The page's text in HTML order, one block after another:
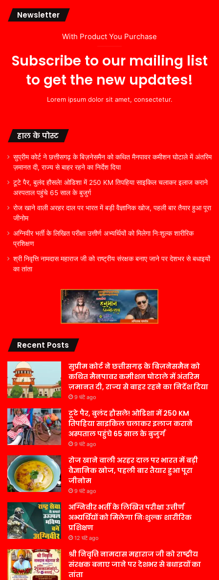
Newsletter
With Product You Purchase
Subscribe to our mailing list
to get the new updates!
Lorem ipsum dolor sit amet, consectetur.
हाल के पोस्ट
सुप्रीम कोर्ट ने छत्तीसगढ़ के बिज़नेसमैन को कथित मैनपावर कमीशन घोटाले में अंतरिम
ज़मानत दी, राज्य से बाहर रहने का निर्देश दिया
टूटे पैर, बुलंद हौसले! ओडिशा में 250 KM तिपहिया साइकिल चलाकर इलाज कराने
अस्पताल पहुंचे 65 साल के बुजुर्ग
रोज खाने वाली अरहर दाल पर भारत में बड़ी वैज्ञानिक खोज, पहली बार तैयार हुआ पूरा
जीनोम
अग्निवीर भर्ती के लिखित परीक्षा उत्तीर्ण अभ्यर्थियों को मिलेगा निःशुल्क शारीरिक
प्रशिक्षण
श्री निवृत्ति नामदास महाराज जी को राष्ट्रीय संरक्षक बनाए जाने पर देशभर से बधाइयों
का तांता
Recent Posts
सुप्रीम कोर्ट ने छत्तीसगढ़ के बिज़नेसमैन को
कथित मैनपावर कमीशन घोटाले में अंतरिम
ज़मानत दी, राज्य से बाहर रहने का निर्देश दिया
9 घंटे ago
टूटे पैर, बुलंद हौसले! ओडिशा में 250 KM
तिपहिया साइकिल चलाकर इलाज कराने
अस्पताल पहुंचे 65 साल के बुजुर्ग
9 घंटे ago
रोज खाने वाली अरहर दाल पर भारत में बड़ी
वैज्ञानिक खोज, पहली बार तैयार हुआ पूरा
जीनोम
9 घंटे ago
अग्निवीर भर्ती के लिखित परीक्षा उत्तीर्ण
अभ्यर्थियों को मिलेगा निःशुल्क शारीरिक
प्रशिक्षण
12 घंटे ago
श्री निवृत्ति नामदास महाराज जी को राष्ट्रीय
संरक्षक बनाए जाने पर देशभर से बधाइयों का
तांता